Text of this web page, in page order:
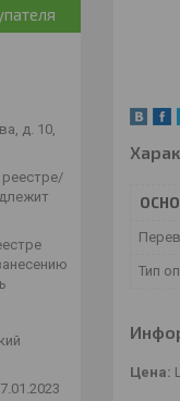
Тип
Цена:
д. 10,
реестре/